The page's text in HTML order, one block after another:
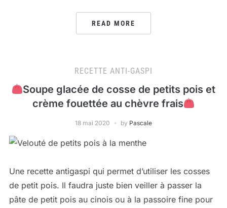
READ MORE
RECETTE ANTI-GASPI
Soupe glacée de cosse de petits pois et
crème fouettée au chèvre frais
18 mai 2020 by Pascale
Une recette antigaspi qui permet d’utiliser les cosses
de petit pois. Il faudra juste bien veiller à passer la
pâte de petit pois au cinois ou à la passoire fine pour